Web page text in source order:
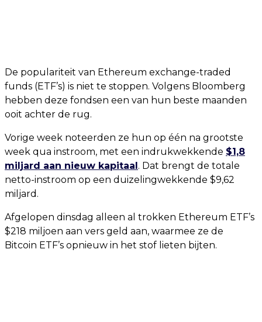
De populariteit van Ethereum exchange-traded
funds (ETF’s) is niet te stoppen. Volgens Bloomberg
hebben deze fondsen een van hun beste maanden
ooit achter de rug.
Vorige week noteerden ze hun op één na grootste
week qua instroom, met een indrukwekkende $1,8
miljard aan nieuw kapitaal. Dat brengt de totale
netto-instroom op een duizelingwekkende $9,62
miljard.
Afgelopen dinsdag alleen al trokken Ethereum ETF’s
$218 miljoen aan vers geld aan, waarmee ze de
Bitcoin ETF’s opnieuw in het stof lieten bijten.